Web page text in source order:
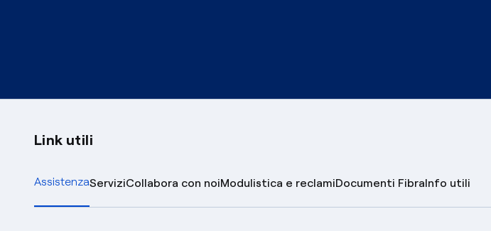
Link utili
AssistenzaServiziCollabora con noiModulistica e reclamiDocumenti FibraInfo utili